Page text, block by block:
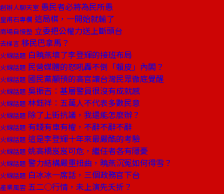
創辦人聊天室 愚民者必將為民所愚
皇甫石專欄 這局棋，一開始就輸了
商場自慢塾 立委把公權力送上斷頭台
去梯言 移民巴拿馬？
火線話題 白曉燕壞了李登輝的接班布局
火線話題 民營媒體的怒吼轟不倒「賴皮」內閣？
火線話題 國民黨顢頇的高官讓台灣民眾徹底覺醒
火線話題 吳振吉：基層警員很沒有成就感
火線話題 林鈺祥：五萬人不代表多數民意
火線話題 除了上街抗議，我還能怎麼辦？
火線話題 有錢有車有權，不辭不辭不辭
火線話題 這是李登輝十年來最嚴酷的考驗
火線話題 姚高橋岌岌可危，繼任者各有隱憂
火線話題 警力結構嚴重扭曲，曉燕沉冤如何得雪？
火線話題 白冰冰一席話，三個政務官下台
產業風雲 五二○行情，未上演先夭折？